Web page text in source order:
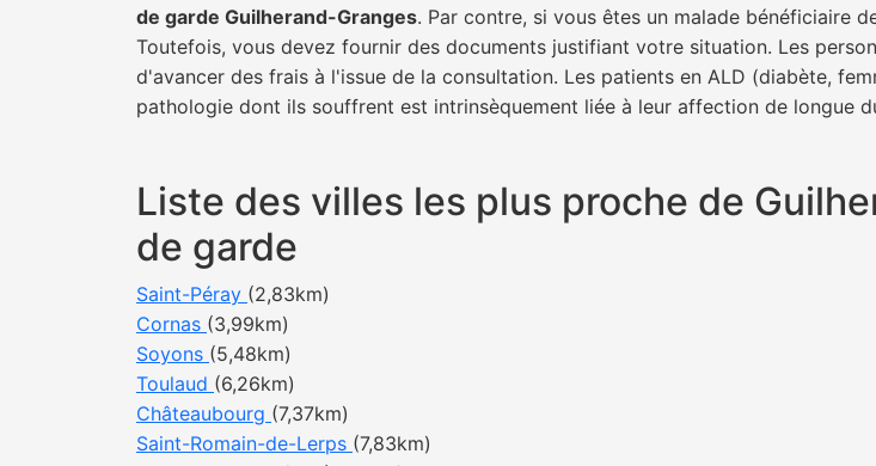
de garde Guilherand-Granges. Par contre, si vous êtes un malade bénéficiaire
Toutefois, vous devez fournir des documents justifiant votre situation. Les
d'avancer des frais à l'issue de la consultation. Les patients en ALD (diabète,
pathologie dont ils souffrent est intrinsèquement liée à leur affection de longue
Liste des villes les plus proche de
de garde
Saint-Péray (2,83km)
Cornas (3,99km)
Soyons (5,48km)
Toulaud (6,26km)
Châteaubourg (7,37km)
Saint-Romain-de-Lerps (7,83km)